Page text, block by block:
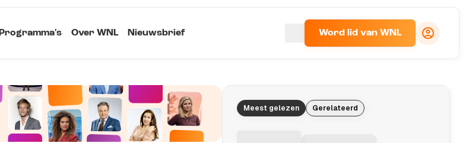
Programma's Over WNL Nieuwsbrief Word lid van WNL
Meest gelezen Gerelateerd